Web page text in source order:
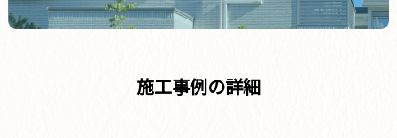
施工事例の詳細